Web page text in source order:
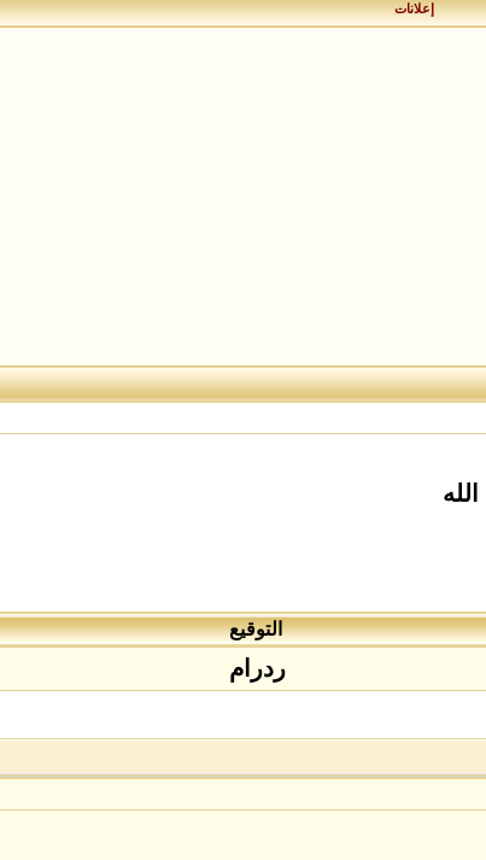
إعلانات
التوقيع
ردرام